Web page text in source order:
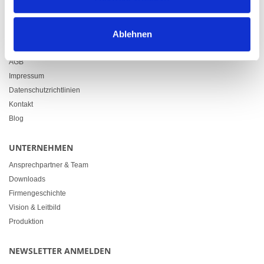
Ablehnen
Downloads
AGB
Impressum
Datenschutzrichtlinien
Kontakt
Blog
UNTERNEHMEN
Ansprechpartner & Team
Downloads
Firmengeschichte
Vision & Leitbild
Produktion
NEWSLETTER ANMELDEN